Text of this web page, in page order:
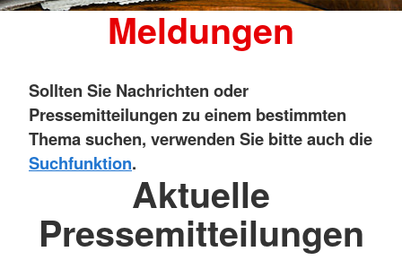
Meldungen
Sollten Sie Nachrichten oder
Pressemitteilungen zu einem bestimmten
Thema suchen, verwenden Sie bitte auch die
Suchfunktion.
Aktuelle
Pressemitteilungen